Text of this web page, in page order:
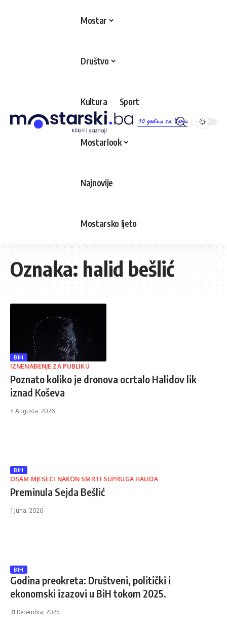
10 godina sa Vama
Mostar
Društvo
Kultura Sport
Mostarlook
Najnovije
Mostarsko ljeto
Oznaka:halid bešlić
BIH
IZNENAĐENJE ZA PUBLIKU
Poznato koliko je dronova ocrtalo Halidov lik
iznad Koševa
4 Augusta, 2026
BIH
OSAM MJESECI NAKON SMRTI SUPRUGA HALIDA
Preminula Sejda Bešlić
1 Juna, 2026
BIH
Godina preokreta: Društveni, politički i
ekonomski izazovi u BiH tokom 2025.
31 Decembra, 2025